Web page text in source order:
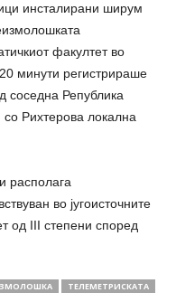
инсталирани ширум
факултет во
минути регистрираше
соседна Република
со Рихтерова локална
располага
во југоисточните
од III степени според
ТЕЛЕМЕТРИСКАТА